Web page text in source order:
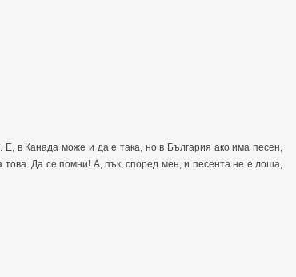
в Канада може и да е така, но в България ако има песен,
това. Да се помни! А, пък, според мен, и песента не е лоша,